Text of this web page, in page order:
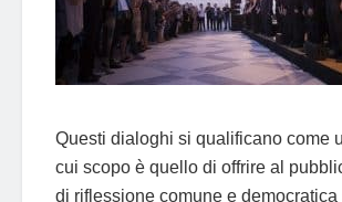
Questi dialoghi si qualificano come
cui scopo è quello di offrire al
di riflessione comune e democratica